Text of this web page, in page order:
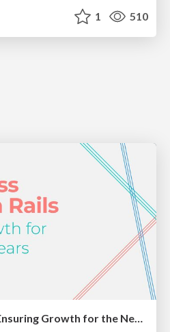
1 510
The Success of Rails: Ensuring Growth for the Next 100 Years